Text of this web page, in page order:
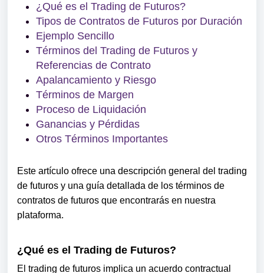
¿Qué es el Trading de Futuros?
Tipos de Contratos de Futuros por Duración
Ejemplo Sencillo
Términos del Trading de Futuros y
Referencias de Contrato
Apalancamiento y Riesgo
Términos de Margen
Proceso de Liquidación
Ganancias y Pérdidas
Otros Términos Importantes
Este artículo ofrece una descripción general del trading
de futuros y una guía detallada de los términos de
contratos de futuros que encontrarás en nuestra
plataforma.
¿Qué es el Trading de Futuros?
El trading de futuros implica un acuerdo contractual